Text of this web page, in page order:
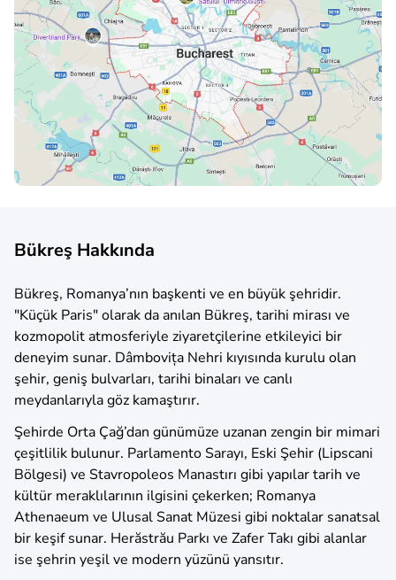
Bükreş Hakkında
Bükreş, Romanya’nın başkenti ve en büyük şehridir.
"Küçük Paris" olarak da anılan Bükreş, tarihi mirası ve
kozmopolit atmosferiyle ziyaretçilerine etkileyici bir
deneyim sunar. Dâmbovița Nehri kıyısında kurulu olan
şehir, geniş bulvarları, tarihi binaları ve canlı
meydanlarıyla göz kamaştırır.
Şehirde Orta Çağ’dan günümüze uzanan zengin bir mimari
çeşitlilik bulunur. Parlamento Sarayı, Eski Şehir (Lipscani
Bölgesi) ve Stavropoleos Manastırı gibi yapılar tarih ve
kültür meraklılarının ilgisini çekerken; Romanya
Athenaeum ve Ulusal Sanat Müzesi gibi noktalar sanatsal
bir keşif sunar. Herăstrău Parkı ve Zafer Takı gibi alanlar
ise şehrin yeşil ve modern yüzünü yansıtır.